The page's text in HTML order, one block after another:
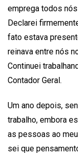
emprega todos
Declarei
fato estava
reinava entre nós
Continuei
Contador Geral.
Um ano depois,
trabalho, embora
as pessoas ao
sei que